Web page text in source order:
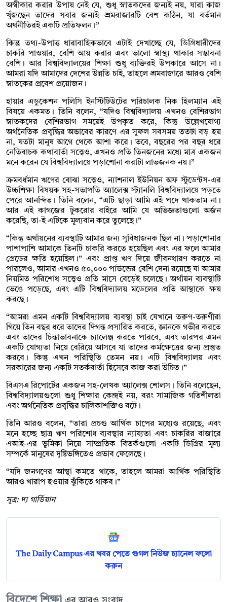
অস্বীকার করার উপায় নেই যে, শুধু স্নাতকদের জন্যই নয়, যারা কাজ
খুঁজছেন তাদের সবার জন্যই শ্রমবাজারটি বেশ কঠিন, যা বর্তমান
অর্থনীতিরই একটি প্রতিফলন।”
কিন্তু তথ্য-উপাত্ত ধারাবাহিকভাবে এটাই দেখাচ্ছে যে, ডিগ্রিধারীদের
চাকরি পাওয়ার, বেশি আয় করার এবং ভালো স্বাস্থ্য থাকার সম্ভাবনা
বেশি। আর বিশ্ববিদ্যালয়ের শিক্ষা শুধু ব্যক্তিরই উপকারে আসে না।
আমরা যদি আমাদের দেশের উন্নতি চাই, তাহলে শ্রমবাজারে আরও বেশি
স্নাতকের প্রবেশ প্রয়োজন।
হায়ার এডুকেশন পলিসি ইনস্টিটিউটের পরিচালক নিক হিলম্যান এই
বিষয়ে একমত। তিনি বলেন, “যদিও বিশ্ববিদ্যালয় এখনও বেশিরভাগ
স্নাতকদের বেশিরভাগ সময়েই উপকৃত করে, কিন্তু উল্লেখযোগ্য
অর্থনৈতিক প্রবৃদ্ধির অভাবের কারণে এর সুফল সবসময় ততটা বড় হয়
না, যতটা মানুষ আগে থেকে আশা করে। তবে, বছরের পর বছর ধরে
নেতিবাচক কথাবার্তা সত্ত্বেও, এখনও প্রতি তিনজনের মধ্যে মাত্র একজন
মনে করেন যে বিশ্ববিদ্যালয়ে পড়াশোনা করাটা লাভজনক নয়।”
ক্রমবর্ধমান ঋণের বোঝা সত্ত্বেও, ন্যাশনাল ইউনিয়ন অফ স্টুডেন্টস-এর
উচ্চশিক্ষা বিষয়ক সহ-সভাপতি অ্যালেক্স স্ট্যানলি বিশ্ববিদ্যালয়ে পড়তে
পেরে আনন্দিত। তিনি বলেন, “এটি ছাড়া আমি এই পদে থাকতাম না।
আর এই কাগজের টুকরোর বাইরে আমি যে অভিজ্ঞতাগুলো অর্জন
করেছি, তা-ই এটিকে মূল্যবান করে তুলেছে।”
“কিন্তু অর্থায়নের ব্যবস্থাটি আমার জন্য সুবিধাজনক ছিল না। পড়াশোনার
পাশাপাশি আমাকে তিনটি চাকরি করতে হয়েছিল এবং এর ফলে আমার
গ্রেডের ক্ষতি হয়েছিল।” এবং প্রাপ্ত ঋণ দিয়ে জীবনধারণ করতে না
পারলেও, আমার এখনও ৫০,০০০ পাউন্ডের বেশি দেনা রয়েছে যা আমার
নিয়মিত পরিশোধ সত্ত্বেও প্রতি মাসে বেড়েই চলেছে। অর্থায়ন ব্যবস্থাটি
ভেঙে পড়েছে, এবং এটি বিশ্ববিদ্যালয় মডেলের প্রতি আস্থাকে ক্ষয়
করছে।
“আমরা এমন একটি বিশ্ববিদ্যালয় ব্যবস্থা চাই যেখানে তরুণ-তরুণীরা
গিয়ে তিন বছর ধরে তাদের দিগন্ত প্রসারিত করতে, জ্ঞানকে গভীর করতে
এবং তাদের চিন্তাভাবনাকে চ্যালেঞ্জ করতে পারবে, এবং তারপর এমন
একটি যোগ্যতা নিয়ে বেরিয়ে আসবে যা তাদের কর্মক্ষেত্রের জন্য প্রস্তুত
করবে। কিন্তু এখন পরিস্থিতি তেমন নয়। এটি বিশ্ববিদ্যালয় এবং
সরকারের জন্য একটি সতর্কবার্তা হিসেবে কাজ করা উচিত।”
বিএসএ রিপোর্টের একজন সহ-লেখক অ্যালেক্স শোলস। তিনি বলেছেন,
বিশ্ববিদ্যালয়গুলো শুধু শিক্ষার কেন্দ্রই নয়, বরং সামাজিক গতিশীলতা
এবং অর্থনৈতিক প্রবৃদ্ধির চালিকাশক্তিও বটে।
তিনি আরও বলেন, “তারা প্রচণ্ড আর্থিক চাপের মধ্যেও রয়েছে, এবং
মনে হচ্ছে ছাত্র ঋণ পরিশোধ ব্যবস্থার ন্যায্যতা এবং চাকরির বাজারে
এআই-এর ভূমিকা নিয়ে সাম্প্রতিক বিতর্কগুলো একটি ডিগ্রির মূল্য
সম্পর্কে মানুষের দৃষ্টিভঙ্গিতেও প্রভাব ফেলেছে।
“যদি জনগণের আস্থা কমতে থাকে, তাহলে আমরা আর্থিক পরিস্থিতি
আরও খারাপ হওয়ার ঝুঁকিতে থাকব।”
সূত্র: দ্য গার্ডিয়ান
The Daily Campus এর খবর পেতে গুগল নিউজ চ্যানেল ফলো
করুন
বিদেশে শিক্ষা